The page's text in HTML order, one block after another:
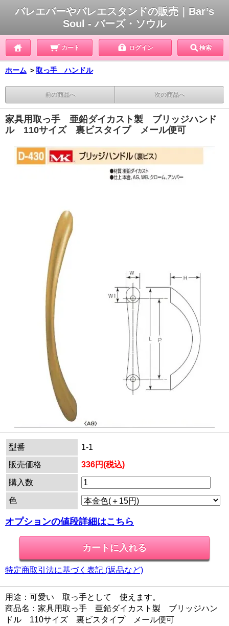
バレエバーやバレエスタンドの販売｜Bar’s
Soul - バーズ・ソウル
カート ログイン 検索
ホーム ＞取っ手 ハンドル
前の商品へ 次の商品へ
家具用取っ手 亜鉛ダイカスト製 ブリッジハンド
ル 110サイズ 裏ビスタイプ メール便可
型番
1-1
販売価格
336円(税込)
購入数
色
オプションの値段詳細はこちら
特定商取引法に基づく表記 (返品など)
用途：可愛い 取っ手として 使えます。
商品名：家具用取っ手 亜鉛ダイカスト製 ブリッジハン
ドル 110サイズ 裏ビスタイプ メール便可